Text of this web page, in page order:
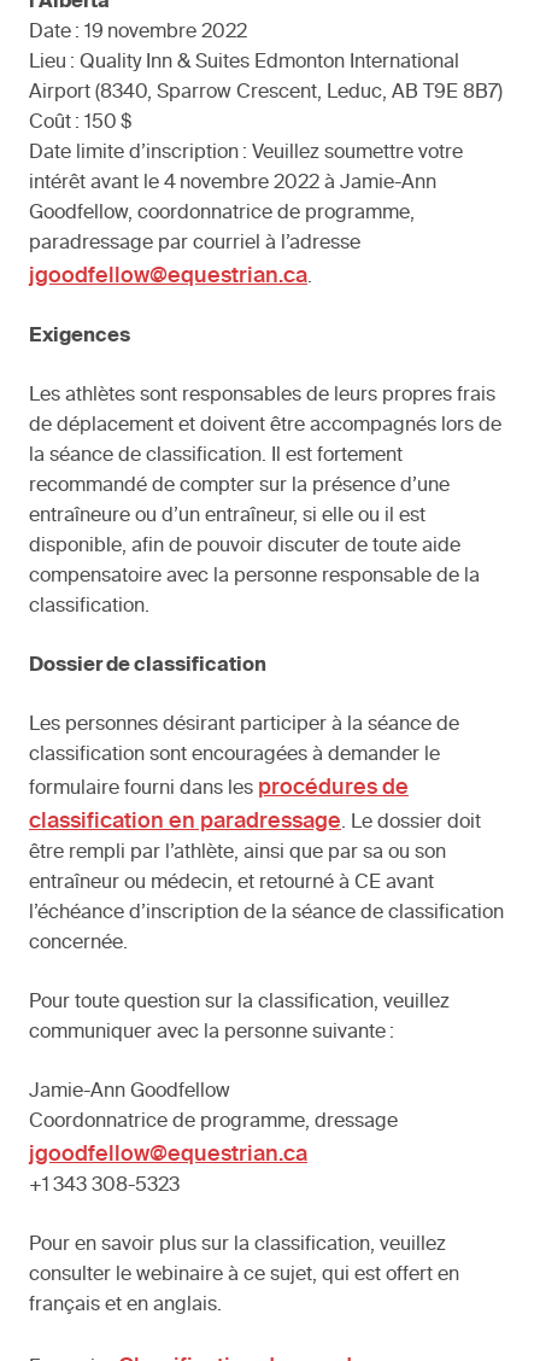
Date : 19 novembre 2022
Lieu : Quality Inn & Suites Edmonton International
Airport (8340, Sparrow Crescent, Leduc, AB T9E 8B7)
Coût : 150 $
Date limite d’inscription : Veuillez soumettre votre
intérêt avant le 4 novembre 2022 à Jamie-Ann
Goodfellow, coordonnatrice de programme,
paradressage par courriel à l’adresse
jgoodfellow@equestrian.ca.
Exigences
Les athlètes sont responsables de leurs propres frais
de déplacement et doivent être accompagnés lors de
la séance de classification. Il est fortement
recommandé de compter sur la présence d’une
entraîneure ou d’un entraîneur, si elle ou il est
disponible, afin de pouvoir discuter de toute aide
compensatoire avec la personne responsable de la
classification.
Dossier de classification
Les personnes désirant participer à la séance de
classification sont encouragées à demander le
formulaire fourni dans les procédures de
classification en paradressage. Le dossier doit
être rempli par l’athlète, ainsi que par sa ou son
entraîneur ou médecin, et retourné à CE avant
l’échéance d’inscription de la séance de classification
concernée.
Pour toute question sur la classification, veuillez
communiquer avec la personne suivante :
Jamie-Ann Goodfellow
Coordonnatrice de programme, dressage
jgoodfellow@equestrian.ca
+1 343 308-5323
Pour en savoir plus sur la classification, veuillez
consulter le webinaire à ce sujet, qui est offert en
français et en anglais.